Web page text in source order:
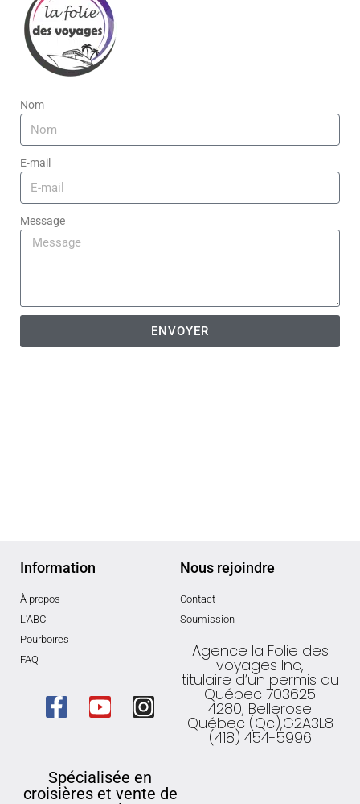
Nom
E-mail
Message
ENVOYER
Information
À propos
L'ABC
Pourboires
FAQ
Nous rejoindre
Contact
Soumission
Agence la Folie des
voyages Inc,
titulaire d’un permis du
Québec 703625
4280, Bellerose
Québec (Qc),G2A3L8
(418) 454-5996
Spécialisée en
croisières et vente de